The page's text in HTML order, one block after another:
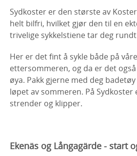
Sydkoster er den største av
helt bilfri, hvilket gjør den til en
trivelige sykkelstiene tar deg
Her er det fint å sykle både på
ettersommeren, og da er det
øya. Pakk gjerne med deg
løpet av sommeren. På Sydkoster
strender og klipper.
Ekenäs og Långagärde - start